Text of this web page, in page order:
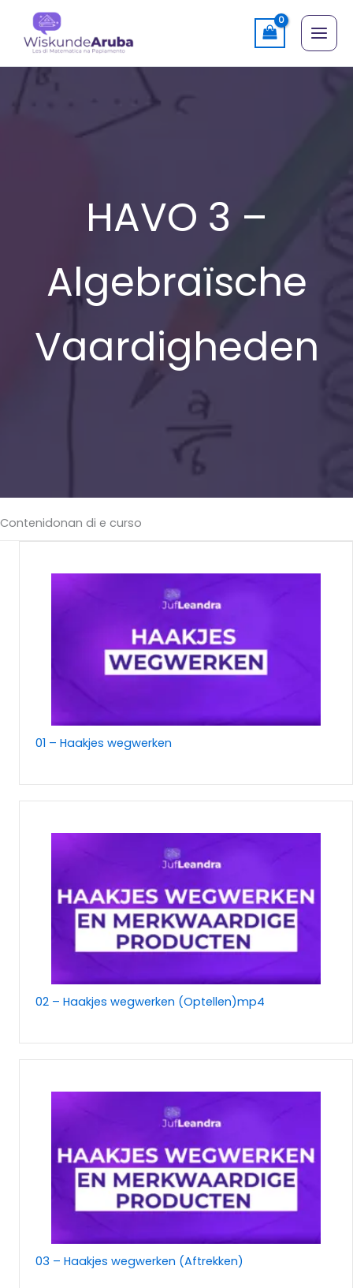
content
HAVO 3 –
Algebraïsche
Vaardigheden
Contenidonan di e curso
01 – Haakjes wegwerken
02 – Haakjes wegwerken (Optellen)mp4
03 – Haakjes wegwerken (Aftrekken)